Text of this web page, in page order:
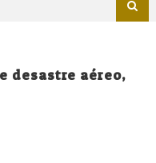
desastre aéreo,